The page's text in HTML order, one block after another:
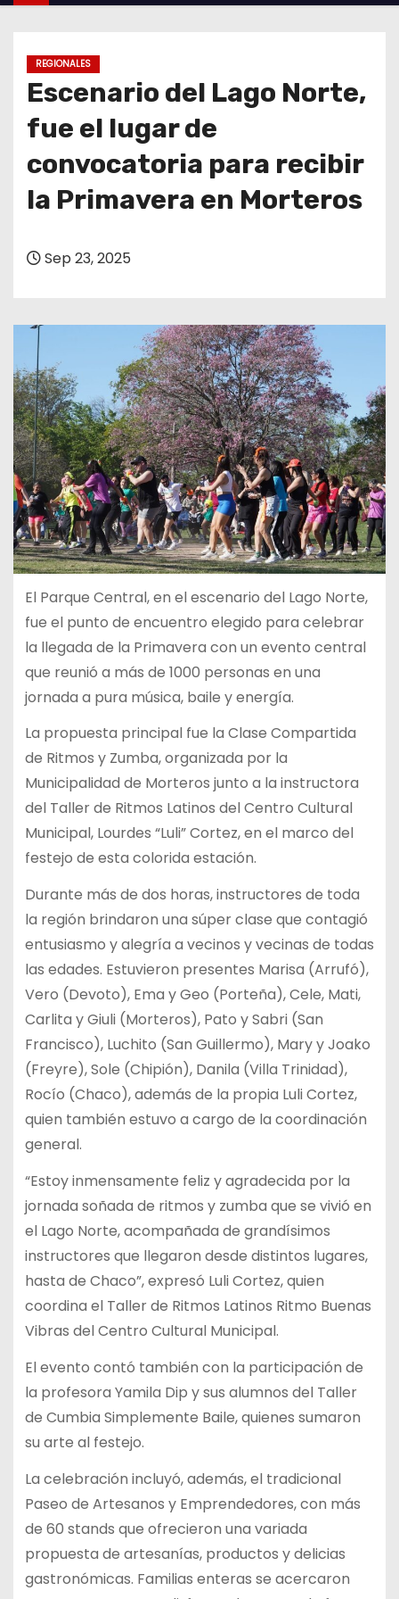
o
REGIONALES
Escenario del Lago Norte,
fue el lugar de
convocatoria para recibir
la Primavera en Morteros
Sep 23, 2025
El Parque Central, en el escenario del Lago Norte,
fue el punto de encuentro elegido para celebrar
la llegada de la Primavera con un evento central
que reunió a más de 1000 personas en una
jornada a pura música, baile y energía.
La propuesta principal fue la Clase Compartida
de Ritmos y Zumba, organizada por la
Municipalidad de Morteros junto a la instructora
del Taller de Ritmos Latinos del Centro Cultural
Municipal, Lourdes “Luli” Cortez, en el marco del
festejo de esta colorida estación.
Durante más de dos horas, instructores de toda
la región brindaron una súper clase que contagió
entusiasmo y alegría a vecinos y vecinas de todas
las edades. Estuvieron presentes Marisa (Arrufó),
Vero (Devoto), Ema y Geo (Porteña), Cele, Mati,
Carlita y Giuli (Morteros), Pato y Sabri (San
Francisco), Luchito (San Guillermo), Mary y Joako
(Freyre), Sole (Chipión), Danila (Villa Trinidad),
Rocío (Chaco), además de la propia Luli Cortez,
quien también estuvo a cargo de la coordinación
general.
“Estoy inmensamente feliz y agradecida por la
jornada soñada de ritmos y zumba que se vivió en
el Lago Norte, acompañada de grandísimos
instructores que llegaron desde distintos lugares,
hasta de Chaco”, expresó Luli Cortez, quien
coordina el Taller de Ritmos Latinos Ritmo Buenas
Vibras del Centro Cultural Municipal.
El evento contó también con la participación de
la profesora Yamila Dip y sus alumnos del Taller
de Cumbia Simplemente Baile, quienes sumaron
su arte al festejo.
La celebración incluyó, además, el tradicional
Paseo de Artesanos y Emprendedores, con más
de 60 stands que ofrecieron una variada
propuesta de artesanías, productos y delicias
gastronómicas. Familias enteras se acercaron